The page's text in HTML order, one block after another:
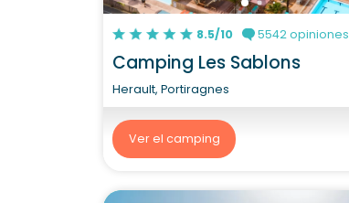
8.5/10 5542 opiniones
Camping Les Sablons
Herault, Portiragnes
Ver el camping